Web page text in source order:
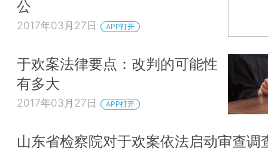
公
2017年03月27日 APP打开
于欢案法律要点：改判的可能性
有多大
2017年03月27日 APP打开
山东省检察院对于欢案依法启动审查调